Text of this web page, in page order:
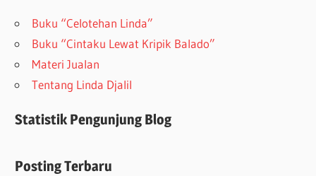
Buku “Celotehan Linda”
Buku “Cintaku Lewat Kripik Balado”
Materi Jualan
Tentang Linda Djalil
Statistik Pengunjung Blog
Posting Terbaru